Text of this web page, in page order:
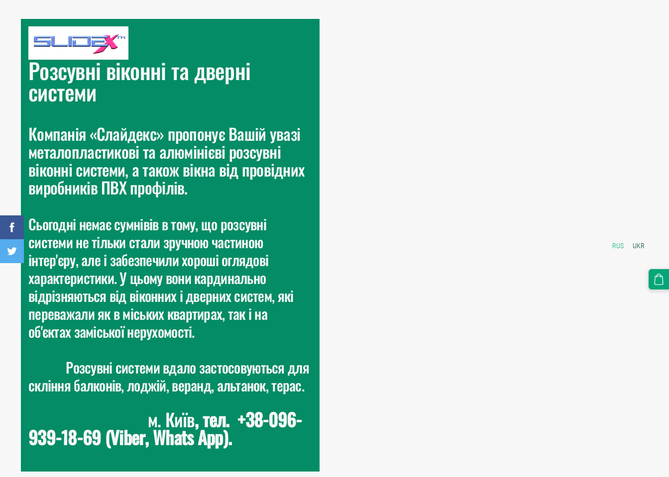
Розсувні віконні та дверні
системи
Компанія «Слайдекс» пропонує Вашій увазі
металопластикові та алюмінієві розсувні
віконні системи, а також вікна від провідних
виробників ПВХ профілів.
Сьогодні немає сумнівів в тому, що розсувні
системи не тільки стали зручною частиною
інтер'єру, але і забезпечили хороші оглядові
характеристики. У цьому вони кардинально
відрізняються від віконних і дверних систем, які
переважали як в міських квартирах, так і на
об'єктах заміської нерухомості.
Розсувні системи вдало застосовуються для
скління балконів, лоджій, веранд, альтанок, терас.
м. Київ, тел. +38-096-
939-18-69 (Viber, Whats App).
RUS UKR